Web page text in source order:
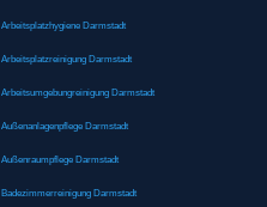
Arbeitsplatzhygiene Darmstadt
Arbeitsplatzreinigung Darmstadt
Arbeitsumgebungreinigung Darmstadt
Außenanlagenpflege Darmstadt
Außenraumpflege Darmstadt
Badezimmerreinigung Darmstadt